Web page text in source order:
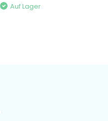
Auf Lager